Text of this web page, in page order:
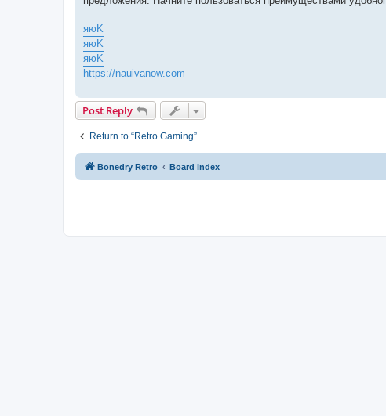
яюK
яюK
яюK
https://nauivanow.com
Post Reply
Return to “Retro Gaming”
Bonedry Retro Board index